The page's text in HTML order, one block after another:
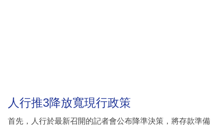
人行推3降放寬現行政策
首先，人行於最新召開的記者會公布降準決策，將存款準備